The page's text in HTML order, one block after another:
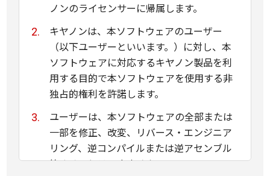
ノンのライセンサーに帰属します。
キヤノンは、本ソフトウェアのユーザー
（以下ユーザーといいます。）に対し、本
ソフトウェアに対応するキヤノン製品を利
用する目的で本ソフトウェアを使用する非
独占的権利を許諾します。
ユーザーは、本ソフトウェアの全部または
一部を修正、改変、リバース・エンジニア
リング、逆コンパイルまたは逆アセンブル
等することはできません。